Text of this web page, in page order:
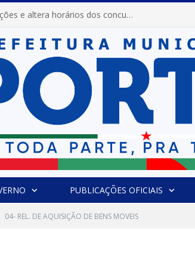
Prefeitura de Portel prorroga inscrições e altera horários dos concursos “Musa” e “Miss Mix Verão 2026”
PUBLICAÇÕES OFICIAIS
04- REL. DE AQUISIÇÃO DE BENS MOVEIS